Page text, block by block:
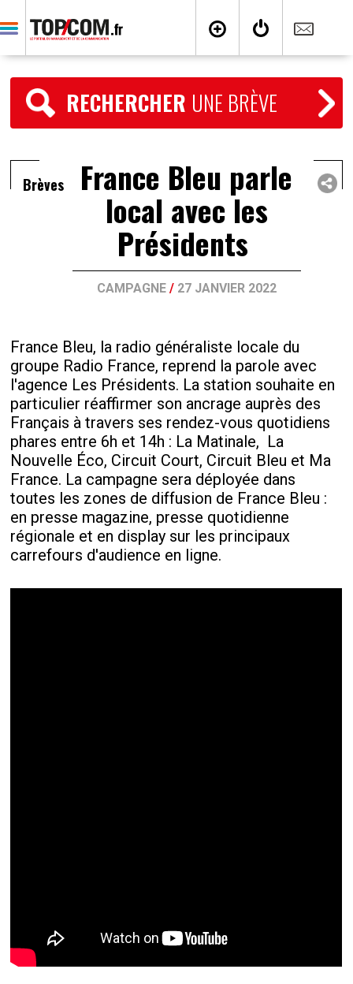
RECHERCHER UNE BRÈVE
Brèves France Bleu parle
local avec les
Présidents
CAMPAGNE/ 27 JANVIER 2022
France Bleu, la radio généraliste locale du
groupe Radio France, reprend la parole avec
l'agence Les Présidents. La station souhaite en
particulier réaffirmer son ancrage auprès des
Français à travers ses rendez-vous quotidiens
phares entre 6h et 14h : La Matinale, La
Nouvelle Éco, Circuit Court, Circuit Bleu et Ma
France. La campagne sera déployée dans
toutes les zones de diffusion de France Bleu :
en presse magazine, presse quotidienne
régionale et en display sur les principaux
carrefours d'audience en ligne.